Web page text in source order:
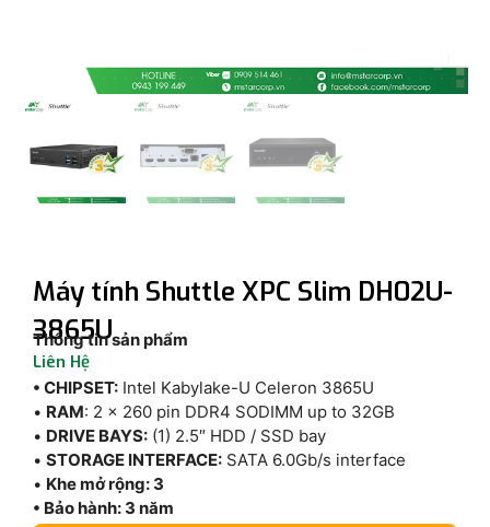
Máy tính Shuttle XPC Slim DH02U-
3865U
Liên Hệ
Thông tin sản phẩm
• CHIPSET: Intel Kabylake-U Celeron 3865U
• RAM: 2 x 260 pin DDR4 SODIMM up to 32GB
• DRIVE BAYS: (1) 2.5″ HDD / SSD bay
• STORAGE INTERFACE: SATA 6.0Gb/s interface
• Khe mở rộng: 3
• Bảo hành: 3 năm